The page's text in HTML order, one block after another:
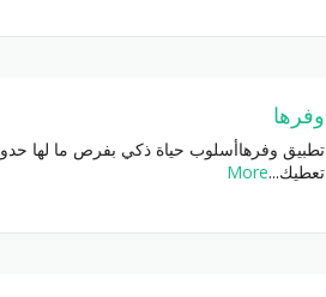
وفرها
تطبيق وفرهاأسلوب حياة ذكي بفرص ما لها
تعطيك...
More